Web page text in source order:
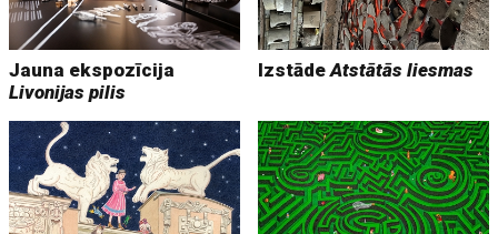
Jauna ekspozīcija
Livonijas pilis
IzstādeAtstātās liesmas